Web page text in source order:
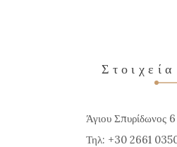
Άγιου Σπυρίδωνος
Τηλ: +30 2661